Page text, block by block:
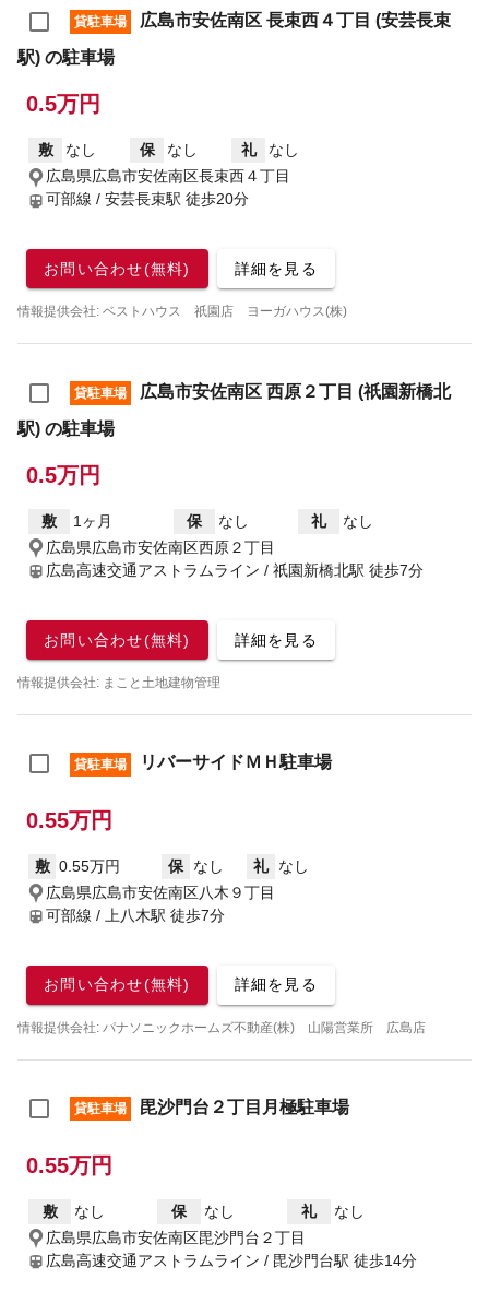
貸駐車場
広島市安佐南区 長束西４丁目 (安芸長束
駅) の駐車場
0.5万円
敷 なし 保 なし 礼
なし
広島県広島市安佐南区長束西４丁目
可部線 / 安芸長束駅 徒歩20分
お問い合わせ(無料) 詳細を見る
情報提供会社: ベストハウス 祇園店 ヨーガハウス(株)
貸駐車場
広島市安佐南区 西原２丁目 (祇園新橋北
駅) の駐車場
0.5万円
敷 1ヶ月 保 なし 礼
なし
広島県広島市安佐南区西原２丁目
広島高速交通アストラムライン / 祇園新橋北駅 徒歩7分
お問い合わせ(無料) 詳細を見る
情報提供会社: まこと土地建物管理
貸駐車場 リバーサイドＭＨ駐車場
0.55万円
敷 0.55万円 保 なし 礼
なし
広島県広島市安佐南区八木９丁目
可部線 / 上八木駅 徒歩7分
お問い合わせ(無料) 詳細を見る
情報提供会社: パナソニックホームズ不動産(株) 山陽営業所 広島店
貸駐車場 毘沙門台２丁目月極駐車場
0.55万円
敷 なし 保 なし 礼
なし
広島県広島市安佐南区毘沙門台２丁目
広島高速交通アストラムライン / 毘沙門台駅 徒歩14分